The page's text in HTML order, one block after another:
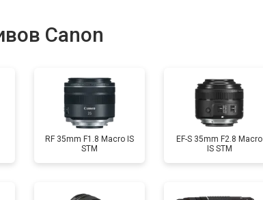
от 80 мин
Canon
RF 35mm F1.8 Macro IS
STM
EF-S 35mm F2.8 Macro
IS STM